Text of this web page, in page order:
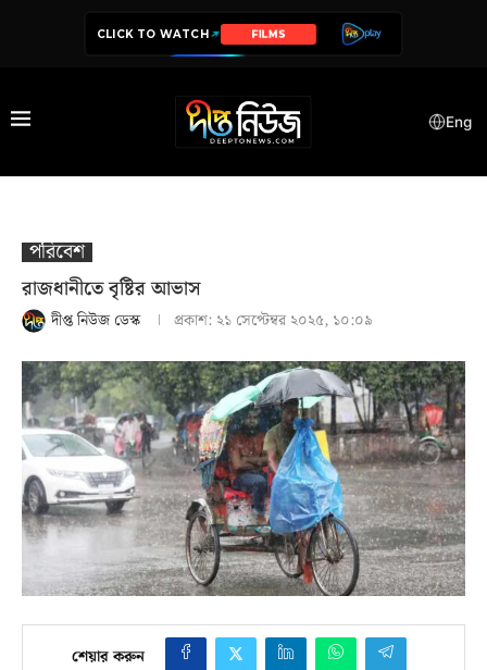
CLICK TO WATCH SERIES
Eng
পরিবেশ
রাজধানীতে বৃষ্টির আভাস
দীপ্ত নিউজ ডেস্ক প্রকাশ: ২১ সেপ্টেম্বর ২০২৫, ১০:০৯
শেয়ার করুন